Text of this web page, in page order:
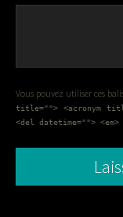
Vous pouvez utiliser ces
title=""> <acronym
<del datetime="">